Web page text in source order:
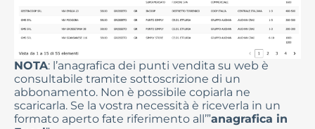
NOTA: l’anagrafica dei punti vendita su web è
consultabile tramite sottoscrizione di un
abbonamento. Non è possibile copiarla ne
scaricarla. Se la vostra necessità è riceverla in un
formato aperto fate riferimento all’”anagrafica in